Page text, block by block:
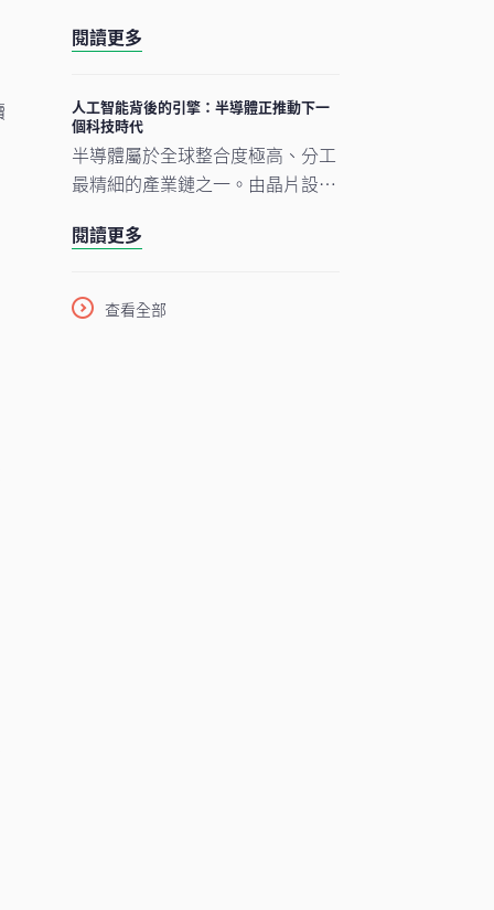
發展正經歷類似過程。現時企業對
資，正為人工智能應用在未來數年
逐步擴展奠下基礎。在我們看來，
市場討論焦點正愈來愈由「人工智
能採用能否延續」轉向「支撐人工
建」。在這個發展進程中，亞洲看
閱讀更多
人工智能背後的引擎：半導體正推動下一
個科技時代
半導體屬於全球整合度極高、分工
最精細的產業鏈之一。由晶片設
化，單是一枚智能手機晶片的生產
國家，為企業、消費者及投資者帶
來龐大機遇。隨着半導體愈來愈成
閱讀更多
查看全部